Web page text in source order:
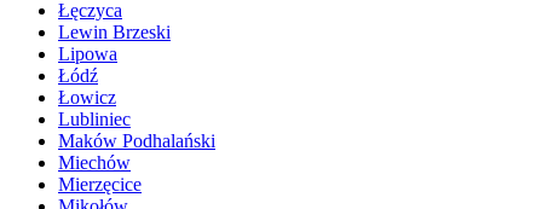
Łęczyca
Lewin Brzeski
Lipowa
Łódź
Łowicz
Lubliniec
Maków Podhalański
Miechów
Mierzęcice